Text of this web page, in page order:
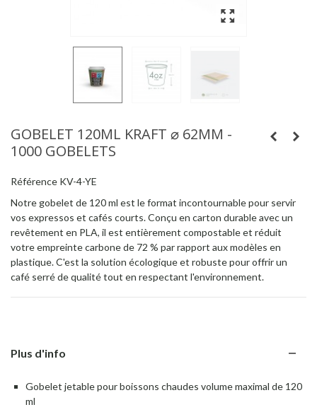
GOBELET 120ML KRAFT ⌀ 62MM -
1000 GOBELETS
Référence KV-4-YE
Notre gobelet de 120 ml est le format incontournable pour servir
vos expressos et cafés courts. Conçu en carton durable avec un
revêtement en PLA, il est entièrement compostable et réduit
votre empreinte carbone de 72 % par rapport aux modèles en
plastique. C'est la solution écologique et robuste pour offrir un
café serré de qualité tout en respectant l'environnement.
Plus d'info
Gobelet jetable pour boissons chaudes volume maximal de 120
ml